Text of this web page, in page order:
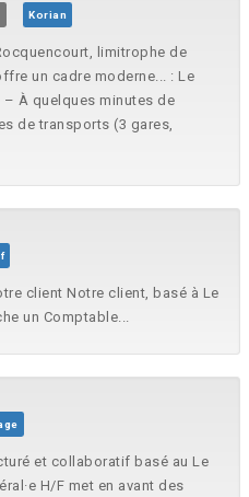
Korian
limitrophe de
un cadre moderne... : Le
À quelques minutes de
de transports (3 gares,
client Notre client, basé à Le
un Comptable...
et collaboratif basé au Le
H/F met en avant des